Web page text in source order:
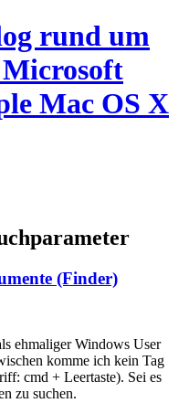
rund um
Mac OS X
(Finder)
ehmaliger Windows User
komme ich kein Tag
cmd + Leertaste). Sei es
zu suchen.